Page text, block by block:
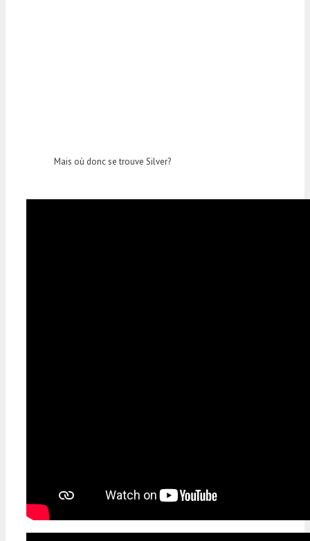
Mais où donc se trouve Silver?